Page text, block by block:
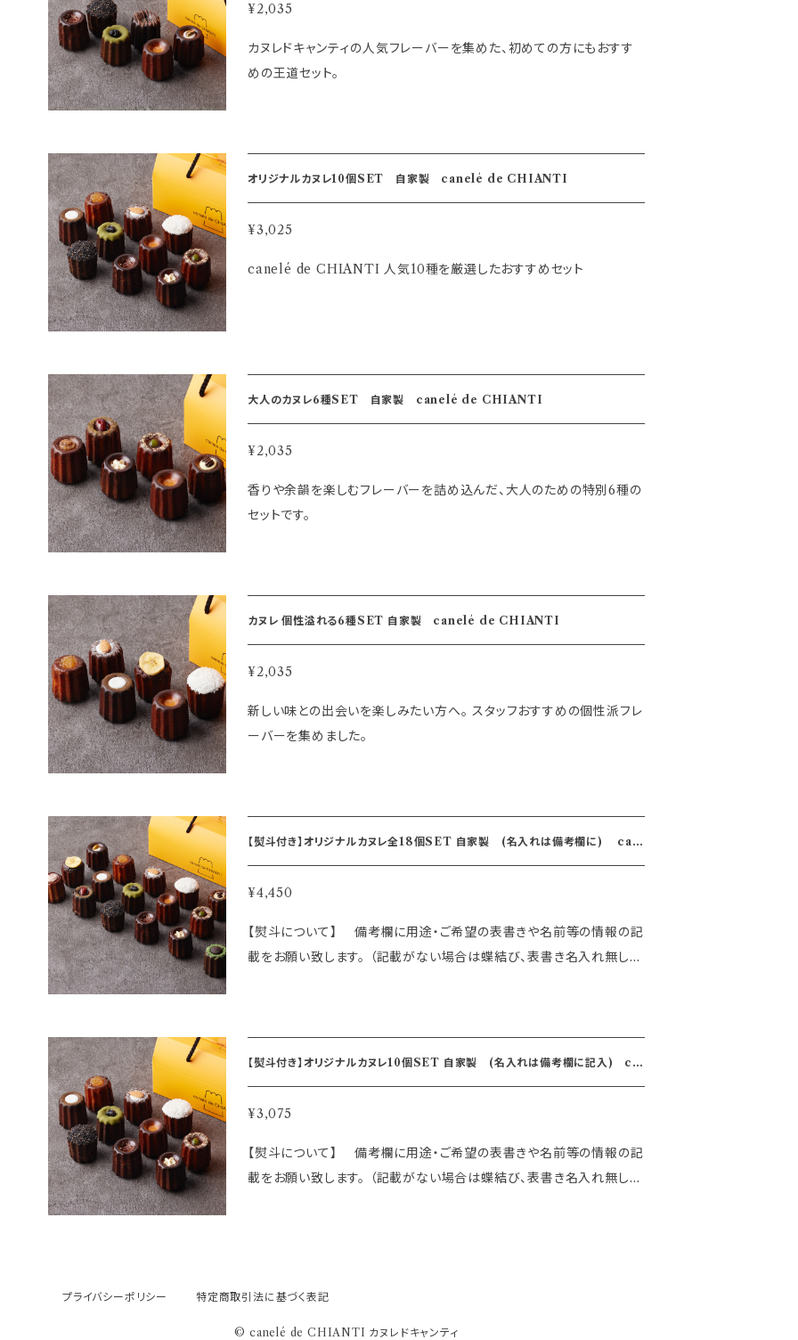
¥2,035
カヌレドキャンティの人気フレーバーを集めた、初めての方にもおすす
めの王道セット。
¥3,025
canelé de CHIANTI 人気10種を厳選したおすすめセット
大人のカヌレ6種SET 自家製 canelé de CHIANTI
¥2,035
香りや余韻を楽しむフレーバーを詰め込んだ、大人のための特別6種の
セットです。
カヌレ 個性溢れる6種SET 自家製 canelé de CHIANTI
¥2,035
新しい味との出会いを楽しみたい方へ。 スタッフおすすめの個性派フレ
ーバーを集めました。
【熨斗付き】オリジナルカヌレ全18個SET 自家製 (名入れは備考欄に) can
elé de CHIANTI
¥4,450
【熨斗について】 備考欄に用途・ご希望の表書きや名前等の情報の記
載をお願い致します。 （記載がない場合は蝶結び、表書き名入れ無しに
er CHIANTI アトリエキャンティ "が生み出す新ブランド、新潟発のカ
より新潟の女池神明に新たに拠点を構え本格的にカヌレ専門店として
温で熟成させた生地を長時間かけて焼き上げた自信作。 最大18種にも
及ぶ様々なフレーバーから自分好みの味を選べるテイクアウト専門ブ
ごま ・季節のフレーバー ・季節のフレーバー 紐付きのオリジナルBOX
に入れて発送致します。 追加で紙袋等ご購入いただかなくてもお持ち
【熨斗付き】オリジナルカヌレ10個SET 自家製 (名入れは備考欄に記入) ca
nelé de CHIANTI
¥3,075
【熨斗について】 備考欄に用途・ご希望の表書きや名前等の情報の記
載をお願い致します。 （記載がない場合は蝶結び、表書き名入れ無しに
ャンティ "が生み出す新ブランド、新潟発のカヌレ専門店”canelé de C
HIANTI カヌレドキャンティ"。 2021年4月より新潟の女池神明に新た
プライバシーポリシー 特定商取引法に基づく表記
© canelé de CHIANTI カヌレドキャンティ